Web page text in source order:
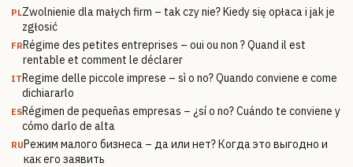
PLZwolnienie dla małych firm – tak czy nie? Kiedy się opłaca i jak je
zgłosić
FRRégime des petites entreprises – oui ou non ? Quand il est
rentable et comment le déclarer
ITRegime delle piccole imprese – sì o no? Quando conviene e come
dichiararlo
ESRégimen de pequeñas empresas – ¿sí o no? Cuándo te conviene y
cómo darlo de alta
RUРежим малого бизнеса – да или нет? Когда это выгодно и
как его заявить